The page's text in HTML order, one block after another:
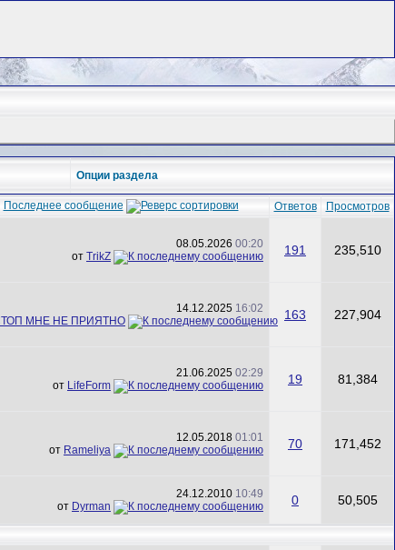
Опции раздела
Последнее сообщение Ответов Просмотров
08.05.2026 00:20
от TrikZ 191 235,510
14.12.2025 16:02
МНЕ НЕ ПРИЯТНО 163 227,904
21.06.2025 02:29
от LifeForm 19 81,384
12.05.2018 01:01
от Rameliya 70 171,452
24.12.2010 10:49
от Dyrman 0 50,505